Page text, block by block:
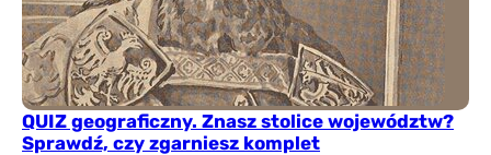
QUIZ geograficzny. Znasz stolice województw?
Sprawdź, czy zgarniesz komplet